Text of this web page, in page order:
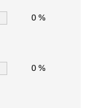
0 %
0 %